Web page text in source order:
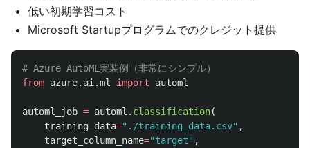
低い初期学習コスト
Microsoft Startupプログラムでのクレジット提供
from azure.ai.ml import automl
automl_job = automl . classification(
training_data=" ./training_data.csv" ,
target_column_name="target" ,